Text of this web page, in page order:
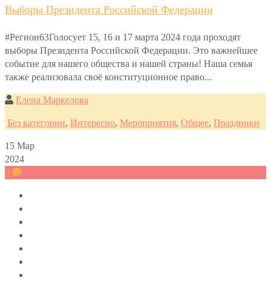
Выборы Президента Российской Федерации
#Регион63Голосует 15, 16 и 17 марта 2024 года проходят
выборы Президента Российской Федерации. Это важнейшее
событие для нашего общества и нашей страны! Наша семья
также реализовала своё конституционное право...
Елена Маркелова
Без категории, Интересно, Мероприятия, Общее, Праздники
15 Мар
2024
0